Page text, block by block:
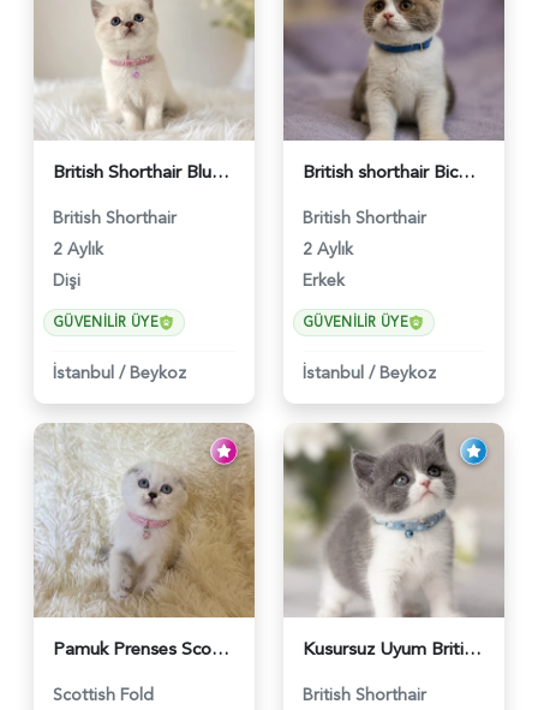
British Shorthair Blue Point Kızımız 2 Aylık - 5149
British Shorthair
2 Aylık
Dişi
GÜVENILIR ÜYE
İstanbul / Beykoz
British shorthair Bicolor Lilac Erkek - 5905
British Shorthair
2 Aylık
Erkek
GÜVENILIR ÜYE
İstanbul / Beykoz
Pamuk Prenses Scottish Fold Maviş Yavrumuz - 6009
Scottish Fold
Kusursuz Uyum British Shorthair Bi Color Erkek - 6011
British Shorthair